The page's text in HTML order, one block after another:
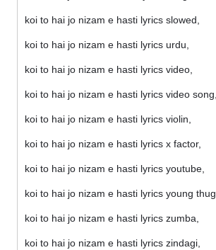
koi to hai jo nizam e hasti lyrics slowed,
koi to hai jo nizam e hasti lyrics urdu,
koi to hai jo nizam e hasti lyrics video,
koi to hai jo nizam e hasti lyrics video song,
koi to hai jo nizam e hasti lyrics violin,
koi to hai jo nizam e hasti lyrics x factor,
koi to hai jo nizam e hasti lyrics youtube,
koi to hai jo nizam e hasti lyrics young thug,
koi to hai jo nizam e hasti lyrics zumba,
koi to hai jo nizam e hasti lyrics zindagi,